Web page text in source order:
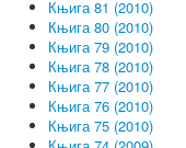
Књига 81 (2010)
Књига 80 (2010)
Књига 79 (2010)
Књига 78 (2010)
Књига 77 (2010)
Књига 76 (2010)
Књига 75 (2010)